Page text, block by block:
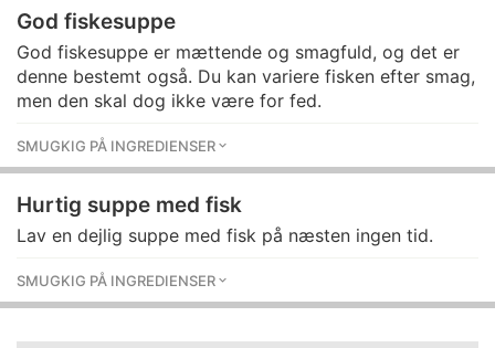
God fiskesuppe
God fiskesuppe er mættende og smagfuld, og det er
denne bestemt også. Du kan variere fisken efter smag,
men den skal dog ikke være for fed.
SMUGKIG PÅ INGREDIENSER
Hurtig suppe med fisk
Lav en dejlig suppe med fisk på næsten ingen tid.
SMUGKIG PÅ INGREDIENSER